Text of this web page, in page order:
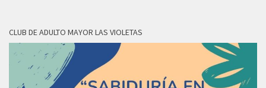
CLUB DE ADULTO MAYOR LAS VIOLETAS